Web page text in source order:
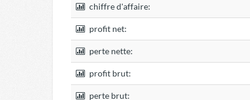
chiffre d'affaire:
profit net:
perte nette:
profit brut:
perte brut: